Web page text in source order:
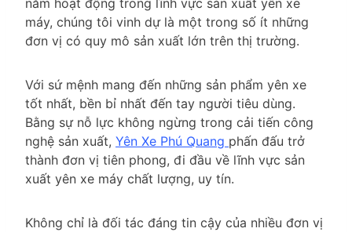
năm hoạt động trong lĩnh vực sản xuất yên xe
máy, chúng tôi vinh dự là một trong số ít những
đơn vị có quy mô sản xuất lớn trên thị trường.
Với sứ mệnh mang đến những sản phẩm yên xe
tốt nhất, bền bỉ nhất đến tay người tiêu dùng.
Bằng sự nỗ lực không ngừng trong cải tiến công
nghệ sản xuất, Yên Xe Phú Quang phấn đấu trở
thành đơn vị tiên phong, đi đầu về lĩnh vực sản
xuất yên xe máy chất lượng, uy tín.
Không chỉ là đối tác đáng tin cậy của nhiều đơn vị